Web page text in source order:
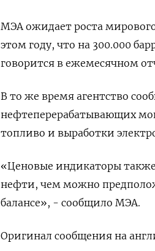
МЭА ожидает роста
этом году, что на 300.000
говорится в ежемесячном
В то же время агентство
нефтеперерабатывающих
топливо и выработки
«Ценовые индикаторы
нефти, чем можно
балансе», - сообщило МЭА.
Оригинал сообщения на